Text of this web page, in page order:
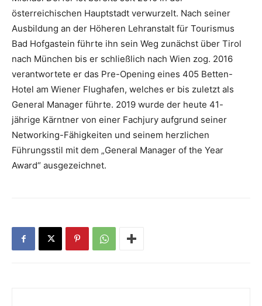
österreichischen Hauptstadt verwurzelt. Nach seiner
Ausbildung an der Höheren Lehranstalt für Tourismus
Bad Hofgastein führte ihn sein Weg zunächst über Tirol
nach München bis er schließlich nach Wien zog. 2016
verantwortete er das Pre-Opening eines 405 Betten-
Hotel am Wiener Flughafen, welches er bis zuletzt als
General Manager führte. 2019 wurde der heute 41-
jährige Kärntner von einer Fachjury aufgrund seiner
Networking-Fähigkeiten und seinem herzlichen
Führungsstil mit dem „General Manager of the Year
Award“ ausgezeichnet.